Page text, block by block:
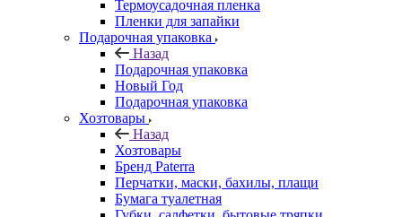
Термоусадочная пленка
Пленки для запайки
Подарочная упаковка
Назад
Подарочная упаковка
Новый Год
Подарочная упаковка
Хозтовары
Назад
Хозтовары
Бренд Paterra
Перчатки, маски, бахилы, плащи
Бумага туалетная